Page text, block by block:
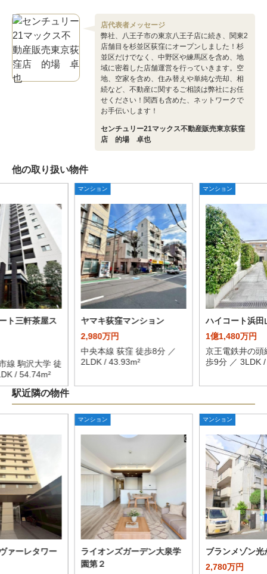
店代表者メッセージ
弊社、八王子市の東京八王子店に続き、関東2
店舗目を杉並区荻窪にオープンしました！杉
並区だけでなく、中野区や練馬区を含め、地
域に密着した店舗運営を行っていきます。空
地、空家を含め、住み替えや単純な売却、相
続など、不動産に関するご相談は弊社にお任
せください！関西も含めた、ネットワークで
お手伝いします！
センチュリー21マックス不動産販売東京荻窪
店 的場 卓也
他の取り扱い物件
ト三軒茶屋ス
線 駒沢大学 徒
/ 54.74m²
マンション
ヤマキ荻窪マンション
2,980万円
中央本線 荻窪 徒歩8分 ／
2LDK / 43.93m²
マンション
ハイコート浜田
1億1,480万円
京王電鉄井の頭
歩9分 ／ 3LDK /
駅近隣の物件
ァーレタワー
マンション
ライオンズガーデン大泉学
園第２
マンション
ブランメゾン光
2,780万円